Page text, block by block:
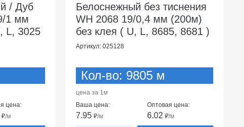
/ Дуб
1 мм
L, 3025
цена:
₽/м
Белоснежный без тиснения
WH 2068 19/0,4 мм (200м)
без клея ( U, L, 8685, 8681 )
Артикул: 025128
Кол-во: 9805 м
цена за 1м
Ваша цена:
7.95 ₽/м
Оптовая цена:
6.02 ₽/м